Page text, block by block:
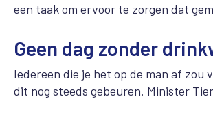
een taak om ervoor te zorgen dat
Geen dag zonder
Iedereen die je het op de man af
dit nog steeds gebeuren. Minister